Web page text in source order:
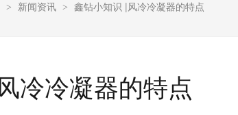
> 新闻资讯 > 鑫钻小知识 |风冷冷凝器的特点
冷冷凝器的特点